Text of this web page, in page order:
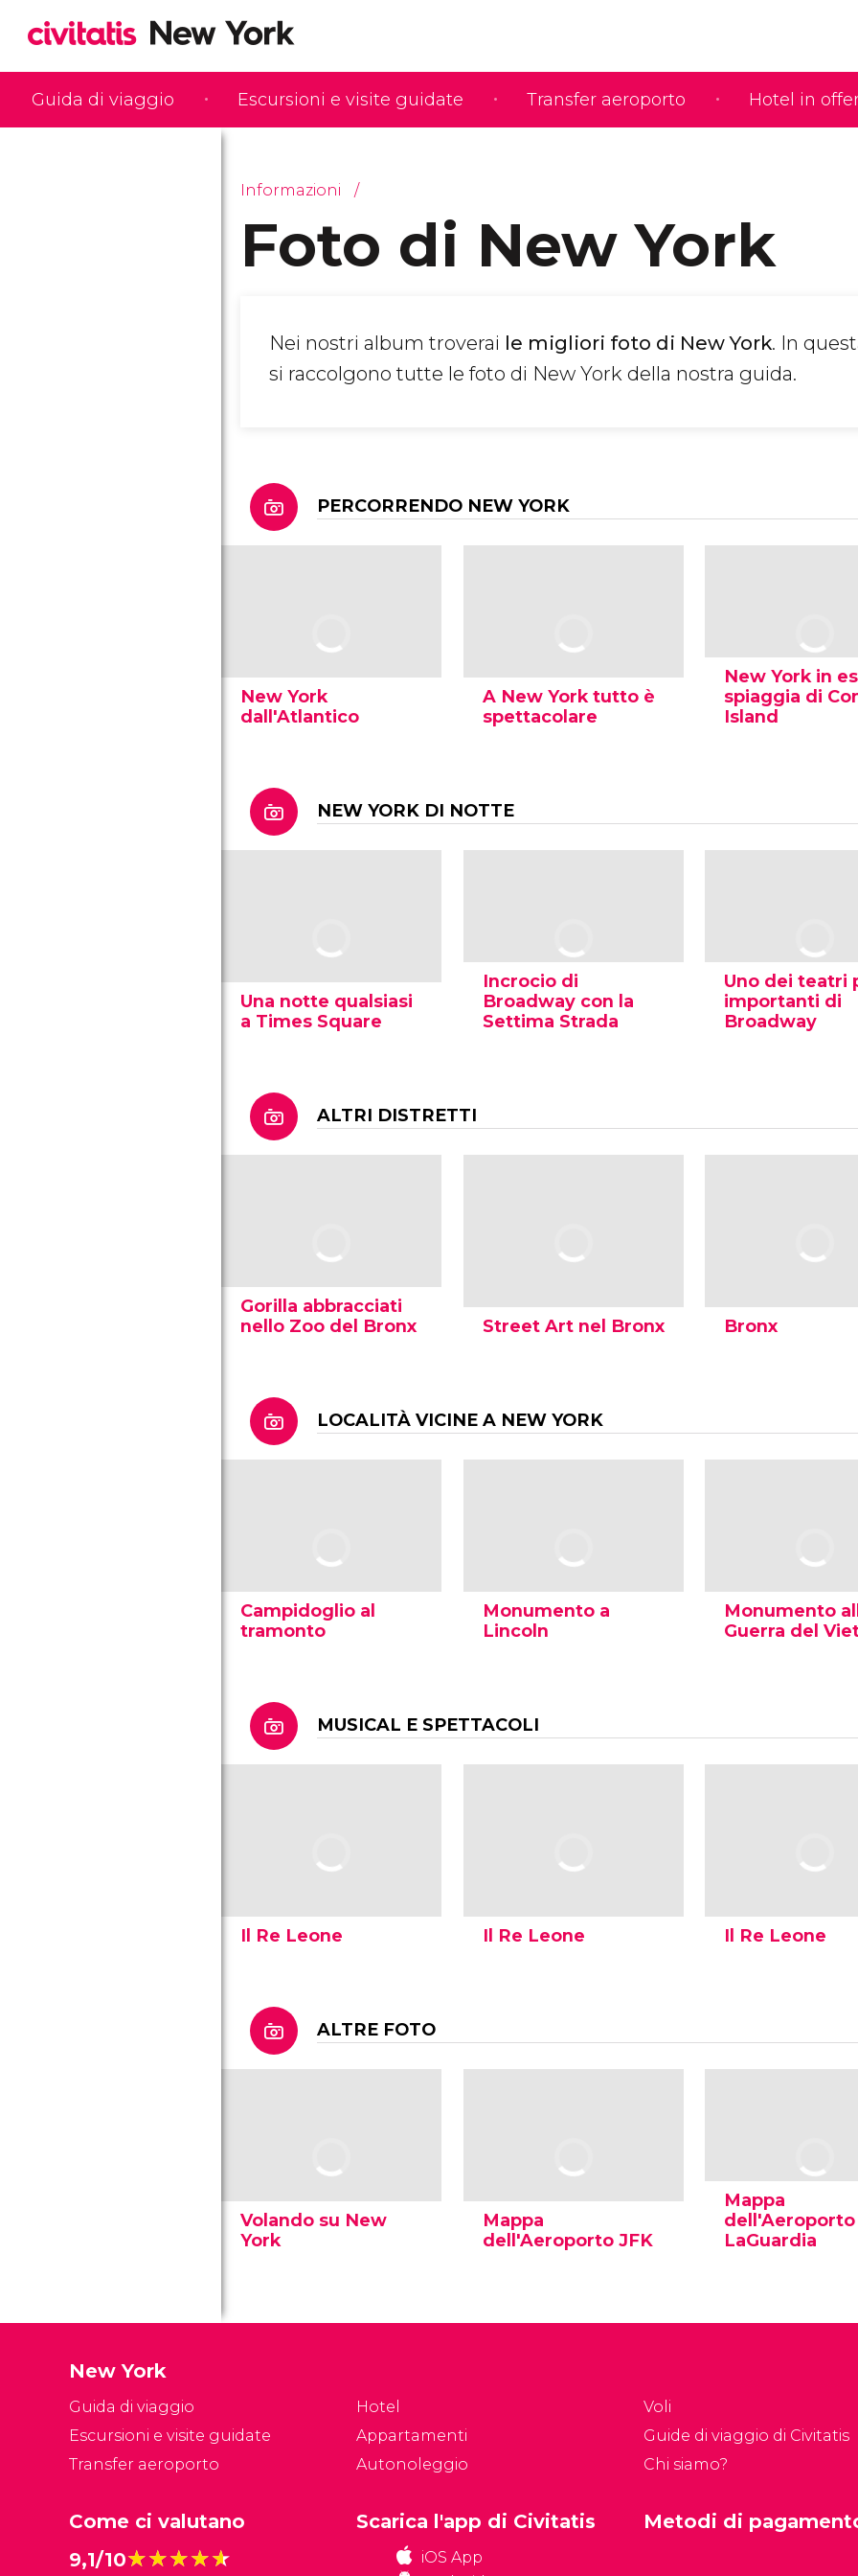
Guida di viaggio Escursioni e visite guidate Transfer aeroporto Hotel in
Informazioni
Foto di New York
Nei nostri album troverai le migliori foto di New York. In
si raccolgono tutte le foto di New York della nostra guida.
PERCORRENDO NEW YORK
New York
dall'Atlantico
A New York tutto è
spettacolare
New York in
spiaggia di
Island
NEW YORK DI NOTTE
Una notte qualsiasi
a Times Square
Incrocio di
Broadway con la
Settima Strada
Uno dei teatri
importanti di
Broadway
ALTRI DISTRETTI
Gorilla abbracciati
nello Zoo del Bronx
Street Art nel Bronx Bronx
LOCALITÀ VICINE A NEW YORK
Campidoglio al
tramonto
Monumento a
Lincoln
Monumento
Guerra del
MUSICAL E SPETTACOLI
Il Re Leone Il Re Leone Il Re Leone
ALTRE FOTO
Volando su New
York
Mappa
dell'Aeroporto JFK
Mappa
dell'Aeroporto
LaGuardia
New York
Guida di viaggio
Escursioni e visite guidate
Transfer aeroporto
Hotel
Appartamenti
Autonoleggio
Voli
Guide di viaggio di Civitatis
Chi siamo?
Come ci valutano
9,1/10★★★★★
★★★★★
Scarica l'app di Civitatis
iOS App
Metodi di